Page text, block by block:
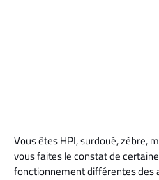
Vous êtes HPI, surdoué, zèbre,
vous faites le constat de
fonctionnement différentes des